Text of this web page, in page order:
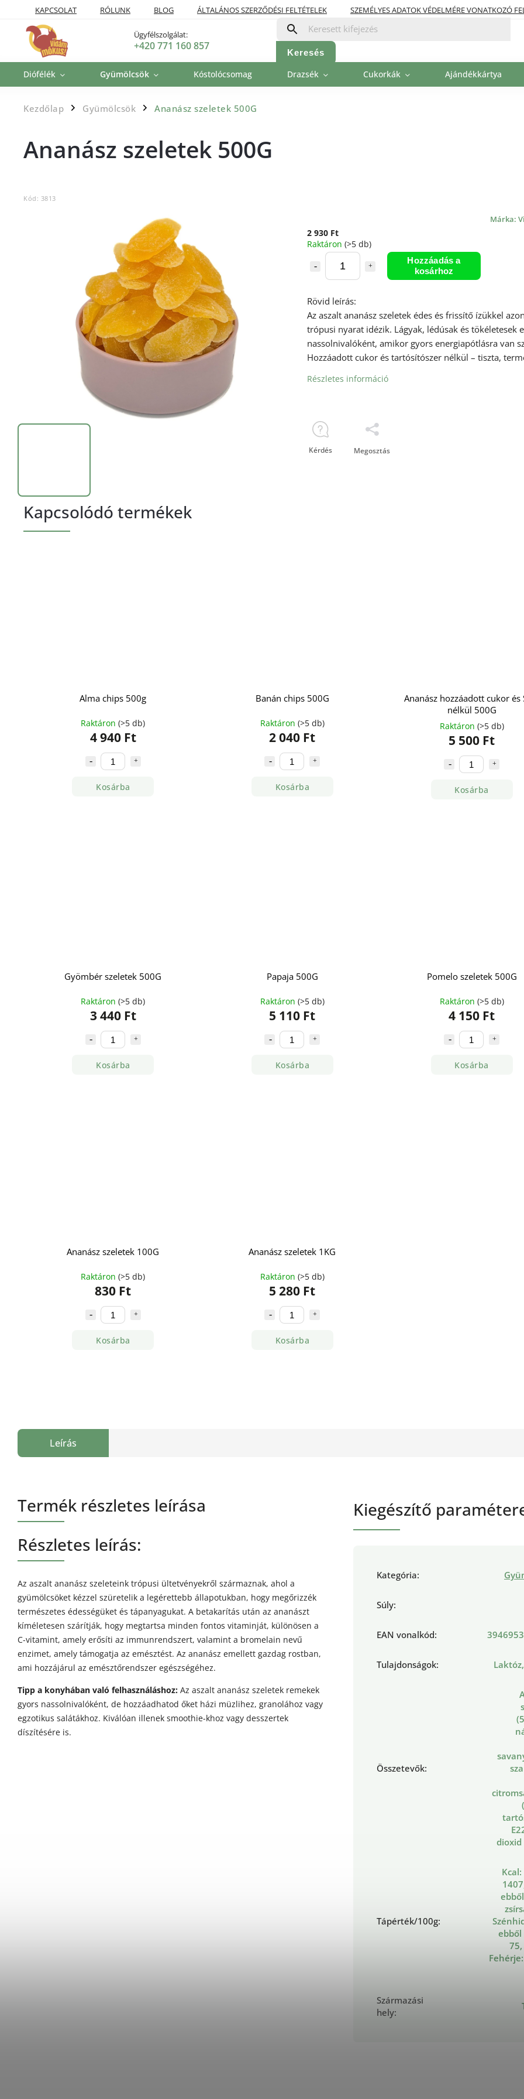
KAPCSOLAT RÓLUNK BLOG ÁLTALÁNOS SZERZŐDÉSI FELTÉTELEK
SZEMÉLYES ADATOK VÉDELMÉRE VONATKOZÓ
SZÁLLÍTÁSI POLITIKA
FIZETÉSI LEHETŐSÉGEK
Ügyfélszolgálat:
+420 771 160 857
Keresés
Diófélék Gyümölcsök Kóstolócsomag Drazsék Cukorkák Ajándékkártya
Kezdőlap / Gyümölcsök / Ananász szeletek 500G
Ananász szeletek 500G
Kód: 3813
Márka:
2 930 Ft
Raktáron (>5 db)
Hozzáadás a
kosárhoz
Rövid leírás:
Az aszalt ananász szeletek édes és frissítő ízükkel
trópusi nyarat idézik. Lágyak, lédúsak és tökéletesek
nassolnivalóként, amikor gyors energiapótlásra van
Hozzáadott cukor és tartósítószer nélkül – tiszta,
Részletes információ
Kérdés Megosztás
Kapcsolódó termékek
Alma chips 500g
Raktáron(>5 db)
4 940 Ft
Kosárba
Banán chips 500G
Raktáron (>5 db)
2 040 Ft
Kosárba
Ananász hozzáadott cukor és
nélkül 500G
Raktáron (>5 db)
5 500 Ft
Kosárba
Gyömbér szeletek 500G
Raktáron(>5 db)
3 440 Ft
Kosárba
Papaja 500G
Raktáron (>5 db)
5 110 Ft
Kosárba
Pomelo szeletek 500G
Raktáron (>5 db)
4 150 Ft
Kosárba
Ananász szeletek 100G
Raktáron(>5 db)
830 Ft
Kosárba
Ananász szeletek 1KG
Raktáron (>5 db)
5 280 Ft
Kosárba
Leírás
Termék részletes leírása
Részletes leírás:
Az aszalt ananász szeleteink trópusi ültetvényekről származnak, ahol a
gyümölcsöket kézzel szüretelik a legérettebb állapotukban, hogy megőrizzék
természetes édességüket és tápanyagukat. A betakarítás után az ananászt
kíméletesen szárítják, hogy megtartsa minden fontos vitaminját, különösen a
C-vitamint, amely erősíti az immunrendszert, valamint a bromelain nevű
enzimet, amely támogatja az emésztést. Az ananász emellett gazdag rostban,
ami hozzájárul az emésztőrendszer egészségéhez.
Tipp a konyhában való felhasználáshoz: Az aszalt ananász szeletek remekek
gyors nassolnivalóként, de hozzáadhatod őket házi müzlihez, granolához vagy
egzotikus salátákhoz. Kiválóan illenek smoothie-khoz vagy desszertek
díszítésére is.
Kiegészítő
Kategória:
Súly:
EAN vonalkód:
Tulajdonságok:
Összetevők:
dioxid
Tápérték/100g:
Kcal:
Származási
hely: